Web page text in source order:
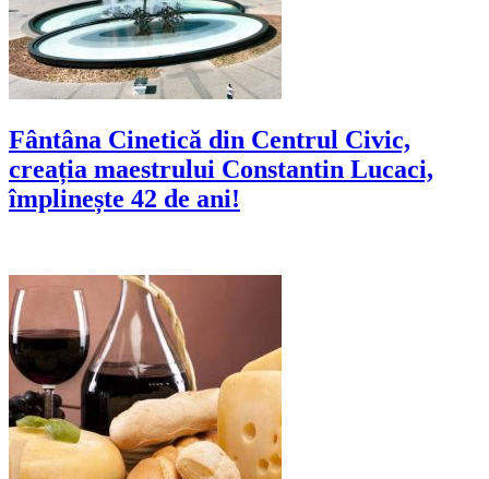
Fântâna Cinetică din Centrul Civic,
creația maestrului Constantin Lucaci,
împlinește 42 de ani!